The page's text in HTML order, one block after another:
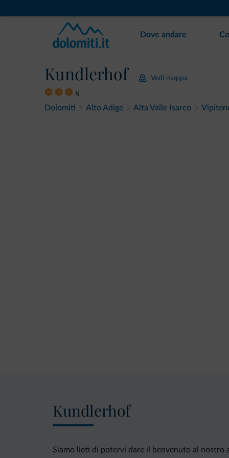
Dove andare
Kundlerhof Vedi mappa
s
Dolomiti Alto Adige Alta Valle Isarco
Kundlerhof
Siamo lieti di potervi dare il benvenuto al nostro